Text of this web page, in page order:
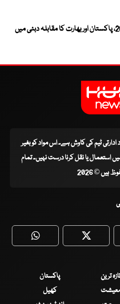
ویمنز ایشیا کپ 2026، پاکستان اور بھارت کا مقابلہ دبئی میں
ادارتی ٹیم کی کاوش ہے۔ اس مواد کو بغیر
یا نقل کرنا درست نہیں۔ تمام
ہیں © 2026
WhatsApp Twitter
تازہ ترین
پاکستان
کھیل